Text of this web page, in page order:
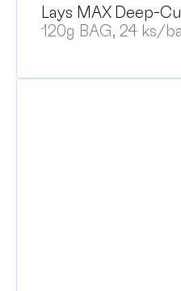
Lays MAX Deep-
120g BAG, 24 ks/